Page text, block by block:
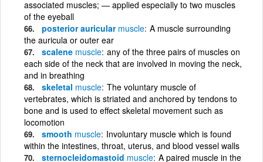
associated muscles; — applied especially to two muscles
of the eyeball
posterior auricular muscle A muscle surrounding
the auricula or outer ear
scalene muscle any of the three pairs of muscles on
each side of the neck that are involved in moving the neck,
and in breathing
skeletal muscle The voluntary muscle of
vertebrates, which is striated and anchored by tendons to
bone and is used to effect skeletal movement such as
locomotion
smooth muscle Involuntary muscle which is found
within the intestines, throat, uterus, and blood vessel walls
sternocleidomastoid muscle A paired muscle in the